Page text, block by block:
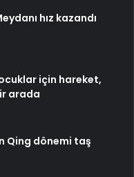
hız kazandı
için hareket,
arada
Qing dönemi taş